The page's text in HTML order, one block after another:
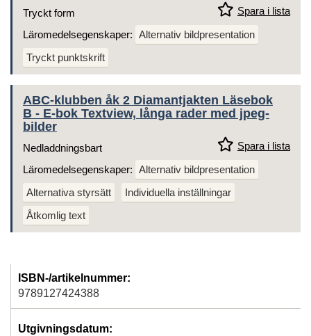
Spara i lista
Tryckt form
Läromedelsegenskaper: Alternativ bildpresentation
Tryckt punktskrift
ABC-klubben åk 2 Diamantjakten Läsebok
B - E-bok Textview, långa rader med jpeg-
bilder
Spara i lista
Nedladdningsbart
Läromedelsegenskaper: Alternativ bildpresentation
Alternativa styrsätt
Individuella inställningar
Åtkomlig text
ISBN-/artikelnummer:
9789127424388
Utgivningsdatum: